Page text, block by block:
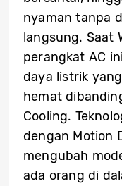
nyaman tanpa
langsung. Saat
perangkat AC
daya listrik
hemat
Cooling.
dengan Motion
mengubah
ada orang di